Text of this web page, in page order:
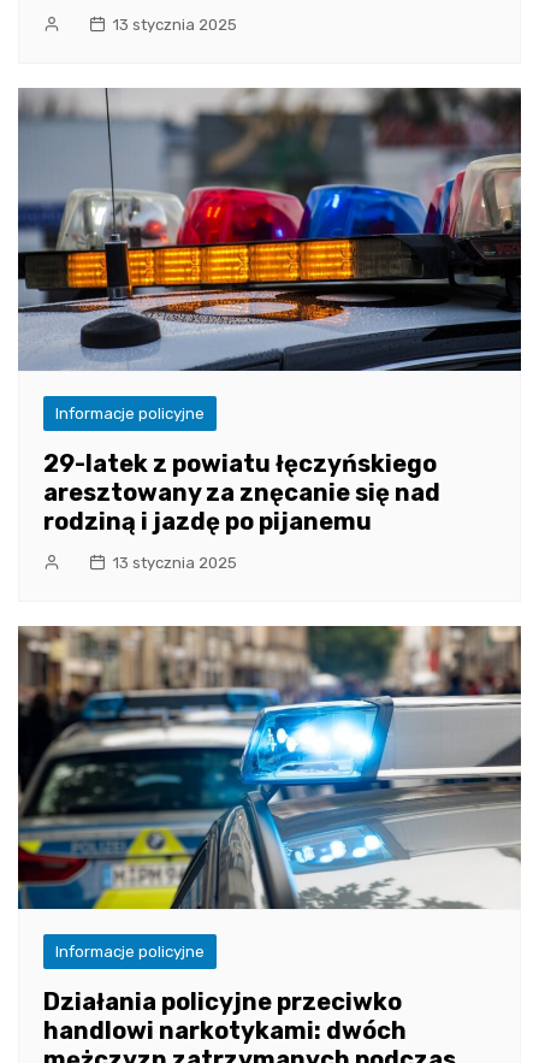
13 stycznia 2025
Informacje policyjne
29-latek z powiatu łęczyńskiego
aresztowany za znęcanie się nad
rodziną i jazdę po pijanemu
13 stycznia 2025
Informacje policyjne
Działania policyjne przeciwko
handlowi narkotykami: dwóch